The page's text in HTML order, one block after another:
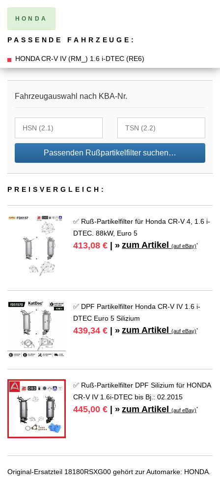
HONDA
PASSENDE FAHRZEUGE:
HONDA CR-V IV (RM_) 1.6 i-DTEC (RE6)
Fahrzeugauswahl nach KBA-Nr.
Passenden Rußpartikelfilter suchen…
PREIS­VER­GLEICH:
✅ Ruß-Partikelfilter für Honda CR-V 4, 1.6 i-
DTEC. 88kW, Euro 5
413,08 € | » zum Artikel(auf eBay)*
✅ DPF Partikelfilter Honda CR-V IV 1.6 i-
DTEC Euro 5 Silizium
439,34 € | » zum Artikel(auf eBay)*
✅ Ruß-Partikelfilter DPF Silizium für HONDA
CR-V IV 1.6i-DTEC bis Bj.: 02.2015
445,00 € | » zum Artikel(auf eBay)*
Original-Ersatzteil 18180RSXG00 gehört zur Automarke: HONDA.